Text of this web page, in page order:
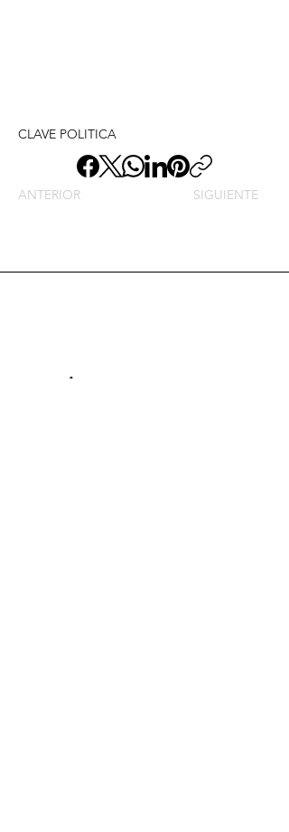
CLAVE POLITICA
ANTERIOR SIGUIENTE
Envíame un mensaje y